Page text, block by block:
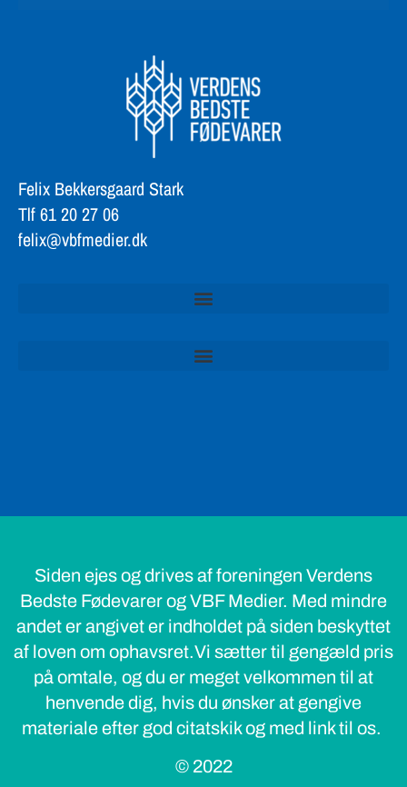
Felix Bekkersgaard Stark
Tlf 61 20 27 06
felix@vbfmedier.dk
Siden ejes og drives af foreningen Verdens
Bedste Fødevarer og VBF Medier. Med mindre
andet er angivet er indholdet på siden beskyttet
af loven om ophavsret.Vi sætter til gengæld pris
på omtale, og du er meget velkommen til at
henvende dig, hvis du ønsker at gengive
materiale efter god citatskik og med link til os.
© 2022